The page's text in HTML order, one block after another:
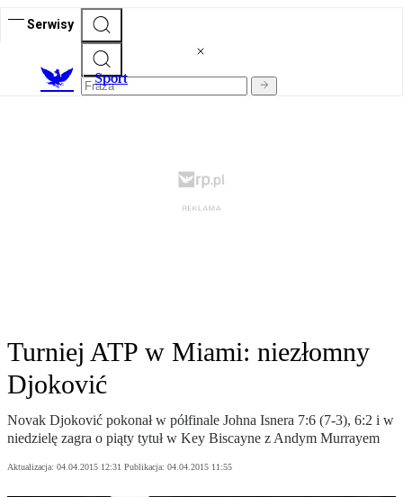
Serwisy
Sport
Turniej ATP w Miami: niezłomny
Djoković
Novak Djoković pokonał w półfinale Johna Isnera 7:6 (7-3), 6:2 i w
niedzielę zagra o piąty tytuł w Key Biscayne z Andym Murrayem
Aktualizacja: 04.04.2015 12:31 Publikacja: 04.04.2015 11:55